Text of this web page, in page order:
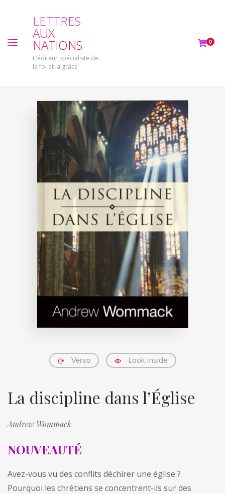
LETTRES
AUX
NATIONS
L'éditeur spécialiste de
la foi et la grâce
0
Verso Look Inside
La discipline dans l’Église
Andrew Wommack
NOUVEAUTÉ
Avez-vous vu des conflits déchirer une église ?
Pourquoi les chrétiens se concentrent-ils sur des